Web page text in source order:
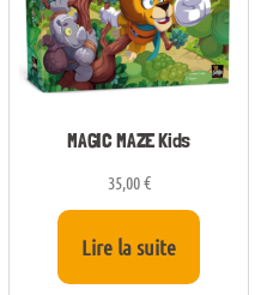
MAGIC MAZE Kids
35,00€
Lire la suite